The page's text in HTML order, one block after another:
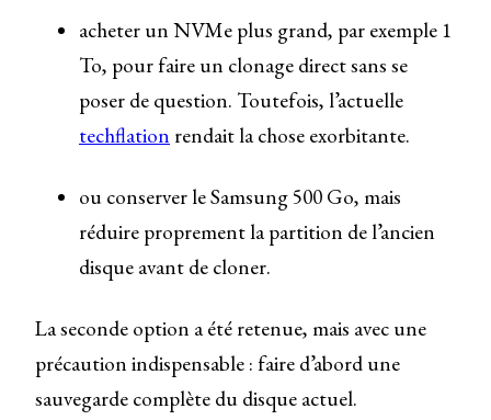
acheter un NVMe plus grand, par exemple 1
To, pour faire un clonage direct sans se
poser de question. Toutefois, l’actuelle
techflation rendait la chose exorbitante.
ou conserver le Samsung 500 Go, mais
réduire proprement la partition de l’ancien
disque avant de cloner.
La seconde option a été retenue, mais avec une
précaution indispensable : faire d’abord une
sauvegarde complète du disque actuel.